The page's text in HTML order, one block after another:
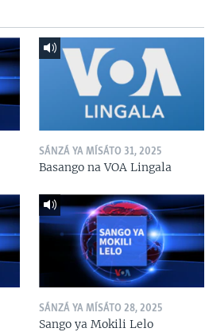
SÁNZÁ YA MÍSÁTO 31, 2025
Basango na VOA Lingala
SÁNZÁ YA MÍSÁTO 28, 2025
Sango ya Mokili Lelo